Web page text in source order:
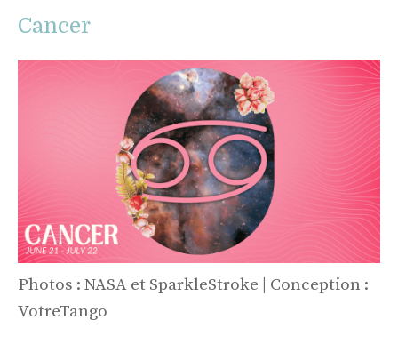
Cancer
Photos : NASA et SparkleStroke | Conception :
VotreTango